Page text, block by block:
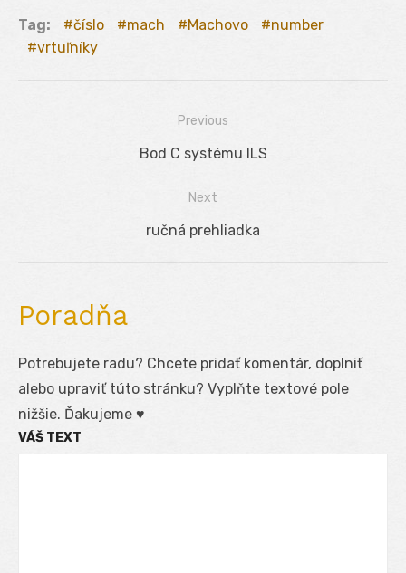
Tag: číslo mach Machovo
number
vrtuľníky
Navigácia
Previous
Previous
Bod C systému ILS
Next
Next
ručná prehliadka
Poradňa
Potrebujete radu? Chcete pridať komentár, doplniť
alebo upraviť túto stránku? Vyplňte textové pole
nižšie. Ďakujeme ♥
VÁŠ TEXT